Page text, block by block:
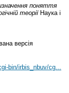
поняття
теоріїНаука і
версія
bin/irbis_nbuv/cg...